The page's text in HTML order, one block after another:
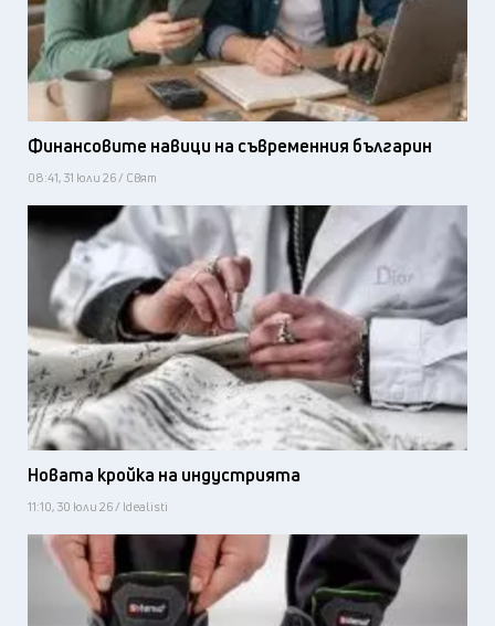
Финансовите навици на съвременния българин
08:41, 31 юли 26 / Свят
Новата кройка на индустрията
11:10, 30 юли 26 / Idealisti